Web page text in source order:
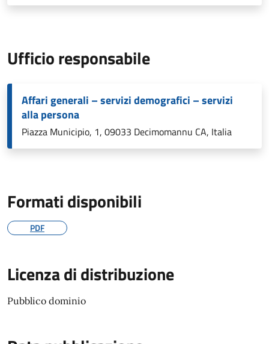
Ufficio responsabile
Affari generali – servizi demografici – servizi
alla persona
Piazza Municipio, 1, 09033 Decimomannu CA, Italia
Formati disponibili
PDF
Licenza di distribuzione
Pubblico dominio